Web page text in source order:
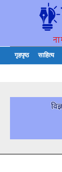
गृहपृष्ठ साहित्य